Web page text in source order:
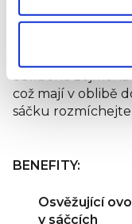
příchutí, se
AROMAT. Bolero
oblíbené zejména
což mají v oblibě
sáčku rozmíchejte
BENEFITY:
Osvěžující
v sáčcích